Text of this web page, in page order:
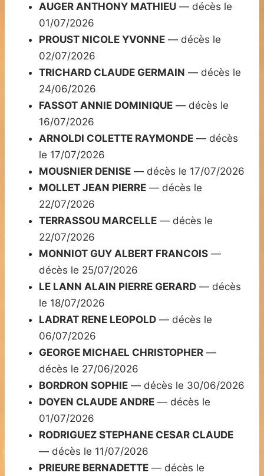
AUGER ANTHONY MATHIEU — décès le
01/07/2026
PROUST NICOLE YVONNE — décès le
02/07/2026
TRICHARD CLAUDE GERMAIN — décès le
24/06/2026
FASSOT ANNIE DOMINIQUE — décès le
16/07/2026
ARNOLDI COLETTE RAYMONDE — décès
le 17/07/2026
MOUSNIER DENISE — décès le 17/07/2026
MOLLET JEAN PIERRE — décès le
22/07/2026
TERRASSOU MARCELLE — décès le
22/07/2026
MONNIOT GUY ALBERT FRANCOIS —
décès le 25/07/2026
LE LANN ALAIN PIERRE GERARD — décès
le 18/07/2026
LADRAT RENE LEOPOLD — décès le
06/07/2026
GEORGE MICHAEL CHRISTOPHER —
décès le 27/06/2026
BORDRON SOPHIE — décès le 30/06/2026
DOYEN CLAUDE ANDRE — décès le
01/07/2026
RODRIGUEZ STEPHANE CESAR CLAUDE
— décès le 11/07/2026
PRIEURE BERNADETTE — décès le